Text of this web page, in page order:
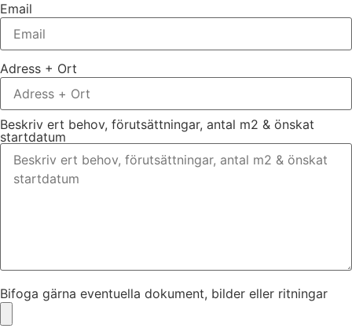
Email
Adress + Ort
Beskriv ert behov, förutsättningar, antal m2 & önskat
startdatum
Bifoga gärna eventuella dokument, bilder eller ritningar